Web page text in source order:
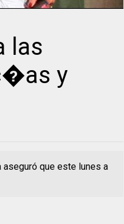
las
y
aseguró que este lunes a